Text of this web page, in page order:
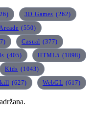
3D Games (262)
(550)
Casual (377)
(405) HTML5 (1898)
Kids (1043)
(627) WebGL (617)